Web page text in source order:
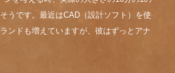
うです。最近はCAD（設計ソフト）を使
ンドも増えていますが、彼はずっとアナ